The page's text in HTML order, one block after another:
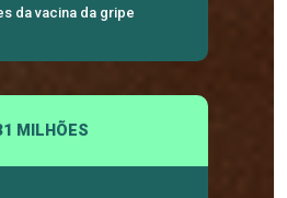
da vacina da gripe
MILHÕES